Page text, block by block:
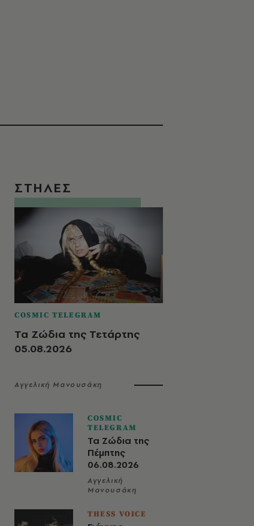
ΣΤΗΛΕΣ
COSMIC TELEGRAM
Τα Ζώδια της Τετάρτης
05.08.2026
Αγγελική Μανουσάκη
COSMIC
TELEGRAM
Τα Ζώδια της
Πέμπτης
06.08.2026
Αγγελική
Μανουσάκη
THESS VOICE